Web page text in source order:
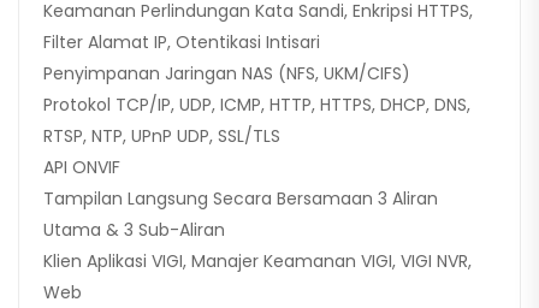
Keamanan Perlindungan Kata Sandi, Enkripsi HTTPS,
Filter Alamat IP, Otentikasi Intisari
Penyimpanan Jaringan NAS (NFS, UKM/CIFS)
Protokol TCP/IP, UDP, ICMP, HTTP, HTTPS, DHCP, DNS,
RTSP, NTP, UPnP UDP, SSL/TLS
API ONVIF
Tampilan Langsung Secara Bersamaan 3 Aliran
Utama & 3 Sub-Aliran
Klien Aplikasi VIGI, Manajer Keamanan VIGI, VIGI NVR,
Web